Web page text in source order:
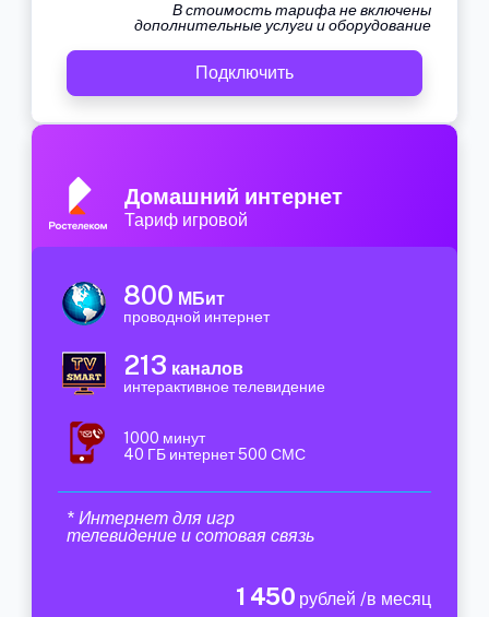
В стоимость тарифа не включены
дополнительные услуги и оборудование
Подключить
Домашний интернет
Тариф игровой
800 МБит
проводной интернет
213 каналов
интерактивное телевидение
1000 минут
40 ГБ интернет 500 СМС
* Интернет для игр
телевидение и сотовая связь
1 450 рублей /в месяц